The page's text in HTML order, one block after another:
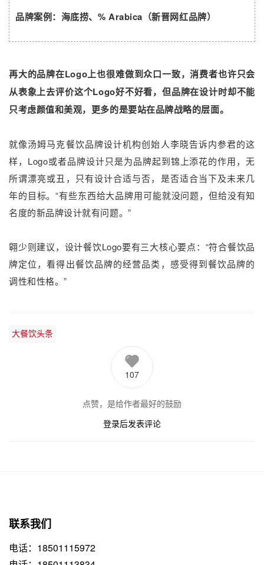
品牌案例：海底捞、% Arabica（新晋网红品牌）
再大的品牌在Logo上也很难做到众口一致，消费者也许只会
从表象上去评价这个Logo好不好看，但品牌在设计时却不能
只考虑颜值和美观，更多的是要站在品牌战略的层面。
就像汤姆马克餐饮品牌设计机构创始人李晓告诉内参君的这
样，Logo或者品牌设计只是为品牌起到锦上添花的作用，无
所谓漂亮或丑，只有设计合适与否，是否适合当下及未来几
年的目标。“有些东西给大品牌用可能就没问题，但给没有知
名度的新品牌设计就有问题。”
翱少则建议，设计餐饮Logo要有三大核心要点：“符合餐饮品
牌定位，看得出餐饮品牌的经营品类，感受得到餐饮品牌的
调性和性格。”
大餐饮头条
107
点赞，是给作者最好的鼓励
登录后发表评论
联系我们
电话：18501115972